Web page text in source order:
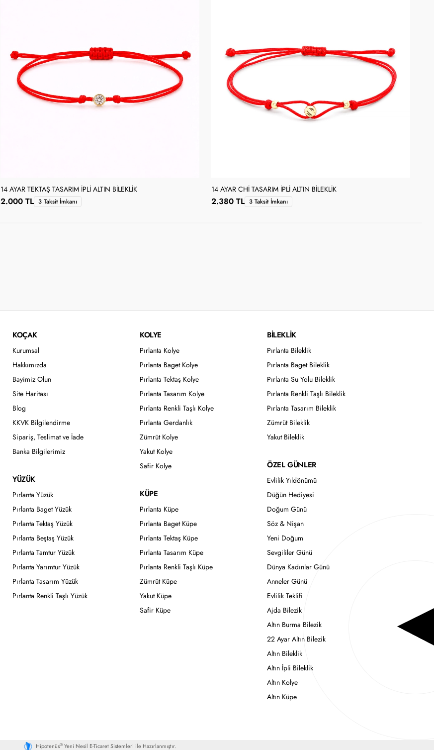
14 AYAR TEKTAŞ TASARIM İPLI ALTIN BILEKLIK
2.000 TL 3 Taksit İmkanı
14 AYAR CHI TASARIM İPLI ALTIN BILEKLIK
2.380 TL 3 Taksit İmkanı
KOÇAK
Kurumsal
Hakkımızda
Bayimiz Olun
Site Haritası
Blog
KKVK Bilgilendirme
Sipariş, Teslimat ve İade
Banka Bilgilerimiz
YÜZÜK
Pırlanta Yüzük
Pırlanta Baget Yüzük
Pırlanta Tektaş Yüzük
Pırlanta Beştaş Yüzük
Pırlanta Tamtur Yüzük
Pırlanta Yarımtur Yüzük
Pırlanta Tasarım Yüzük
Pırlanta Renkli Taşlı Yüzük
KOLYE
Pırlanta Kolye
Pırlanta Baget Kolye
Pırlanta Tektaş Kolye
Pırlanta Tasarım Kolye
Pırlanta Renkli Taşlı Kolye
Pırlanta Gerdanlık
Zümrüt Kolye
Yakut Kolye
Safir Kolye
KÜPE
Pırlanta Küpe
Pırlanta Baget Küpe
Pırlanta Tektaş Küpe
Pırlanta Tasarım Küpe
Pırlanta Renkli Taşlı Küpe
Zümrüt Küpe
Yakut Küpe
Safir Küpe
BİLEKLİK
Pırlanta Bileklik
Pırlanta Baget Bileklik
Pırlanta Su Yolu Bileklik
Pırlanta Renkli Taşlı Bileklik
Pırlanta Tasarım Bileklik
Zümrüt Bileklik
Yakut Bileklik
ÖZEL GÜNLER
Evlilik Yıldönümü
Düğün Hediyesi
Doğum Günü
Söz & Nişan
Yeni Doğum
Sevgililer Günü
Dünya Kadınlar Günü
Anneler Günü
Evlilik Teklifi
Ajda Bilezik
Altın Burma Bilezik
22 Ayar Altın Bilezik
Altın Bileklik
Altın İpli Bileklik
Altın Kolye
Altın Küpe
Hipotenüs®Yeni Nesil E-Ticaret Sistemleri ile Hazırlanmıştır.